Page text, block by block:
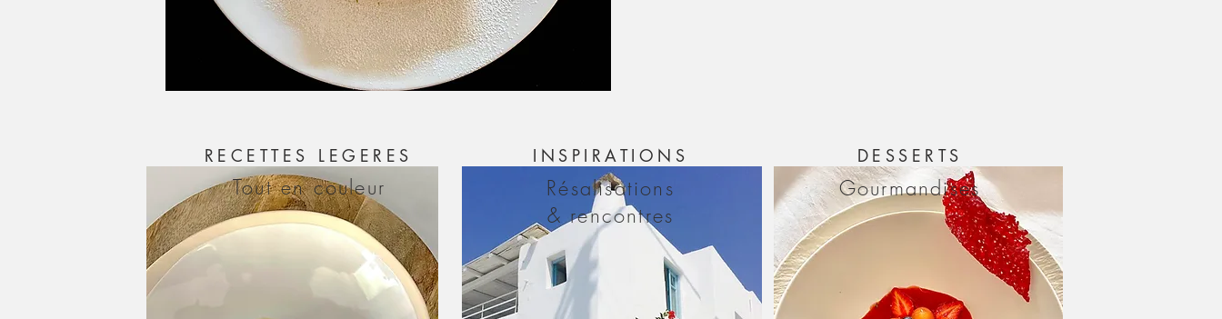
RECETTES LEGERES
Tout en couleur
INSPIRATIONS
Résalisations
& rencontres
DESSERTS
Gourmandises